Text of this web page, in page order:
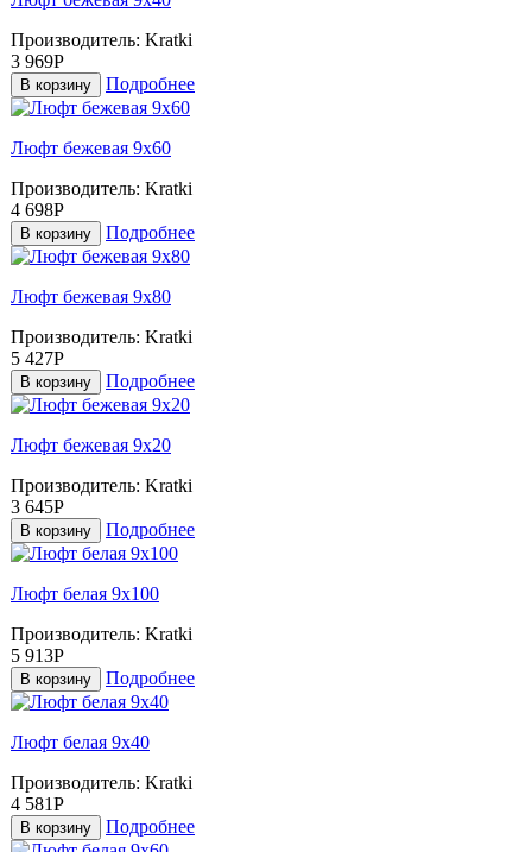
Производитель: Kratki
3 969Р
В корзину Подробнее
Люфт бежевая 9x60
Производитель: Kratki
4 698Р
В корзину Подробнее
Люфт бежевая 9x80
Производитель: Kratki
5 427Р
В корзину Подробнее
Люфт бежевая 9х20
Производитель: Kratki
3 645Р
В корзину Подробнее
Люфт белая 9x100
Производитель: Kratki
5 913Р
В корзину Подробнее
Люфт белая 9x40
Производитель: Kratki
4 581Р
В корзину Подробнее